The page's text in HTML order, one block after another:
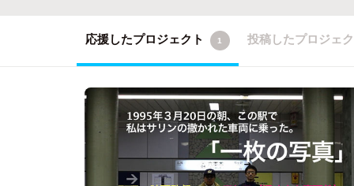
応援したプロジェクト 1 投稿したプロジェ